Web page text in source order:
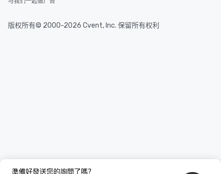
準備好發送您的詢問了嗎？
版权所有© 2000-2026 Cvent, Inc. 保留所有权利